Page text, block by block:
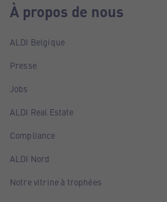
À propos de nous
ALDI Belgique
Presse
Jobs
ALDI Real Estate
Compliance
ALDI Nord
Notre vitrine à trophées